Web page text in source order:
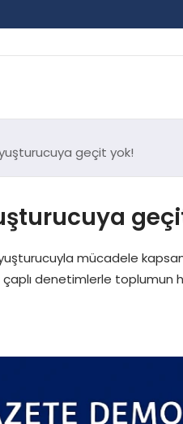
geçit yok!
mücadele
denetimlerle toplumun